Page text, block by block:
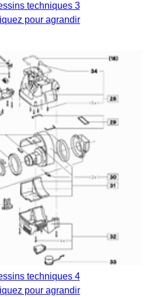
techniques 3
pour agrandir
techniques 4
pour agrandir